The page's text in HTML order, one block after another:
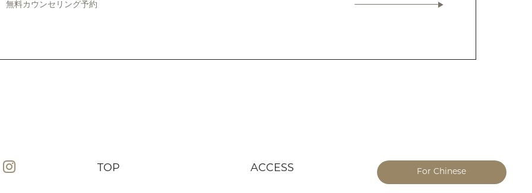
無料カウンセリング予約
TOP ACCESS For Chinese